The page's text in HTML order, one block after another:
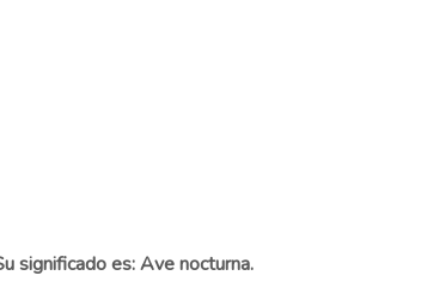
significado es: Ave nocturna.